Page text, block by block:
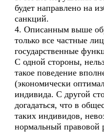
будет направлено на
санкций.
4. Описанным выше
только все частные
государственные
С одной стороны,
такое поведение
(экономически
индивида. С другой
догадаться, что в
таких индивидов,
нормальный правовой